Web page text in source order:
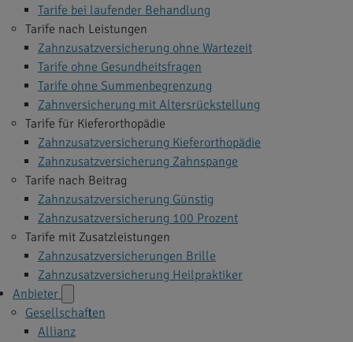
Tarife bei laufender Behandlung
Tarife nach Leistungen
Zahnzusatzversicherung ohne Wartezeit
Tarife ohne Gesundheitsfragen
Tarife ohne Summenbegrenzung
Zahnversicherung mit Altersrückstellung
Tarife für Kieferorthopädie
Zahnzusatzversicherung Kieferorthopädie
Zahnzusatzversicherung Zahnspange
Tarife nach Beitrag
Zahnzusatzversicherung Günstig
Zahnzusatzversicherung 100 Prozent
Tarife mit Zusatzleistungen
Zahnzusatzversicherungen Brille
Zahnzusatzversicherung Heilpraktiker
Anbieter
Gesellschaften
Allianz